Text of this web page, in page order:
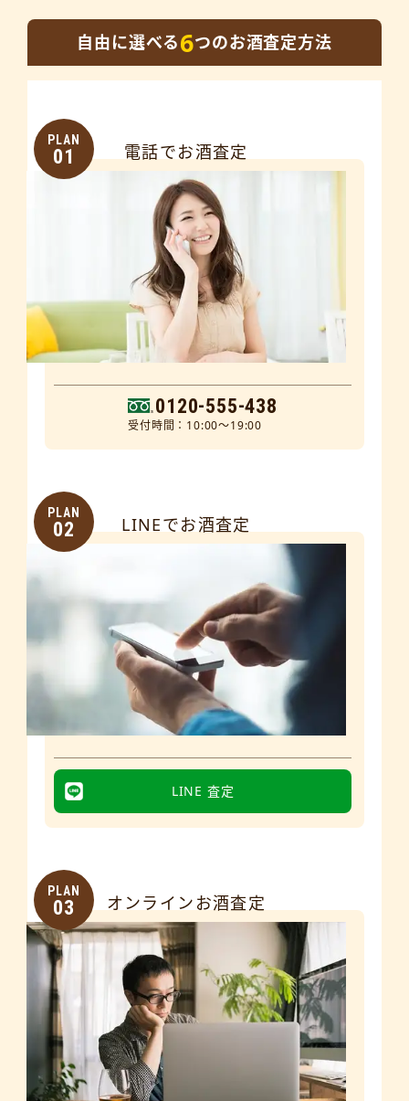
自由に選べる6つのお酒査定方法
PLAN
01 電話でお酒査定
0120-555-438
受付時間：10:00～19:00
PLAN
02 LINEでお酒査定
LINE 査定
PLAN
03 オンラインお酒査定